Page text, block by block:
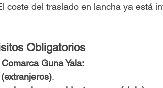
coste del traslado en lancha ya está
Obligatorios
Guna Yala:
.